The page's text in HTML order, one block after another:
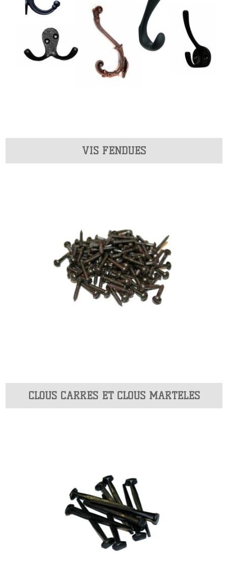
VIS FENDUES
CLOUS CARRÉS ET CLOUS MARTELÉS